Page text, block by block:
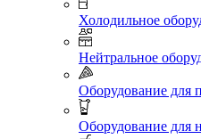
Холодильное
Нейтральное
Оборудование для
Оборудование для